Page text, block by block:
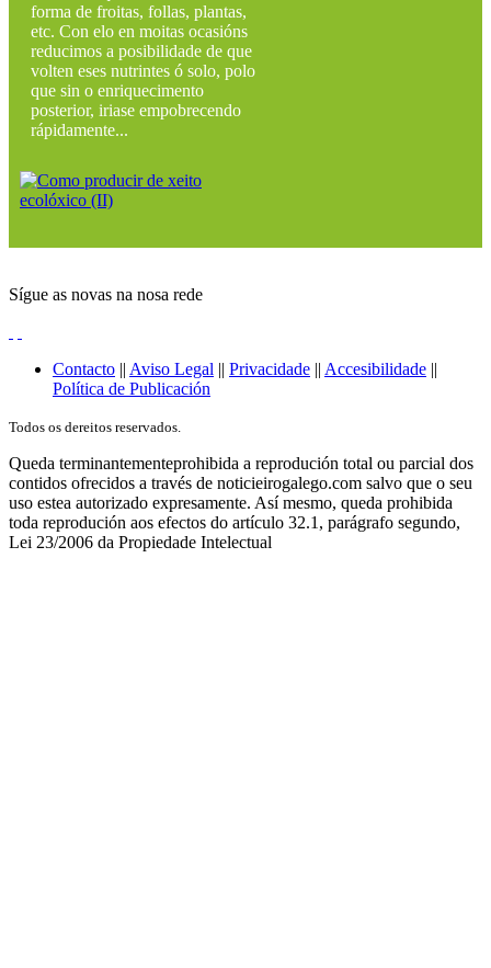
forma de froitas, follas, plantas,
etc. Con elo en moitas ocasións
reducimos a posibilidade de que
volten eses nutrintes ó solo, polo
que sin o enriquecimento
posterior, iriase empobrecendo
rápidamente...
Sígue as novas na nosa rede
Contacto || Aviso Legal || Privacidade || Accesibilidade ||
Política de Publicación
Todos os dereitos reservados.
Queda terminantementeprohibida a reprodución total ou parcial dos
contidos ofrecidos a través de noticieirogalego.com salvo que o seu
uso estea autorizado expresamente. Así mesmo, queda prohibida
toda reprodución aos efectos do artículo 32.1, parágrafo segundo,
Lei 23/2006 da Propiedade Intelectual